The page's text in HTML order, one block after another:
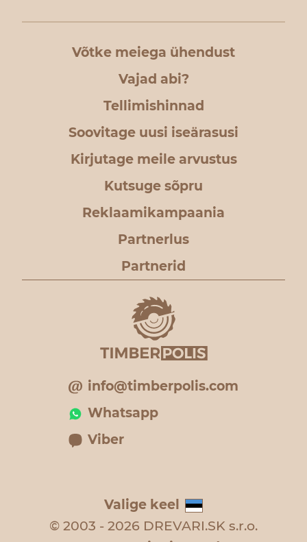
Võtke meiega ühendust
Vajad abi?
Tellimishinnad
Soovitage uusi iseärasusi
Kirjutage meile arvustus
Kutsuge sõpru
Reklaamikampaania
Partnerlus
Partnerid
info@timberpolis.com
Whatsapp
Viber
Valige keel
© 2003 - 2026 DREVARI.SK s.r.o.